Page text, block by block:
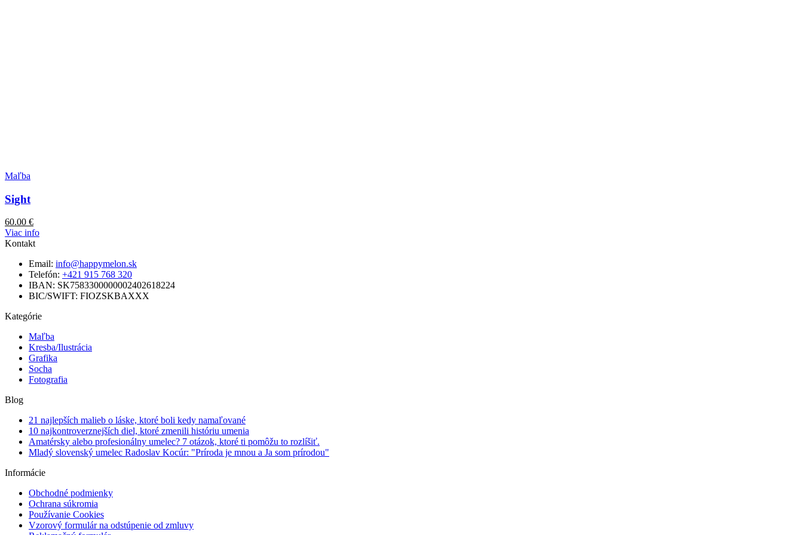
Maľba
Sight
60.00 €
Viac info
Kontakt
Email: info@happymelon.sk
Telefón: +421 915 768 320
IBAN: SK7583300000002402618224
BIC/SWIFT: FIOZSKBAXXX
Kategórie
Maľba
Kresba/Ilustrácia
Grafika
Socha
Fotografia
Blog
21 najlepších malieb o láske, ktoré boli kedy namaľované
10 najkontroverznejších diel, ktoré zmenili históriu umenia
Amatérsky alebo profesionálny umelec? 7 otázok, ktoré ti pomôžu to rozlíšiť.
Mladý slovenský umelec Radoslav Kocúr: "Príroda je mnou a Ja som prírodou"
Informácie
Obchodné podmienky
Ochrana súkromia
Používanie Cookies
Vzorový formulár na odstúpenie od zmluvy